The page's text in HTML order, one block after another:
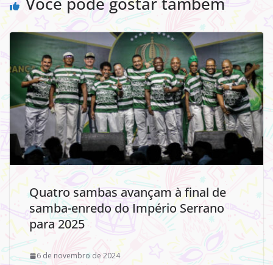
Quatro sambas avançam à final de
samba-enredo do Império Serrano
para 2025
6 de novembro de 2024